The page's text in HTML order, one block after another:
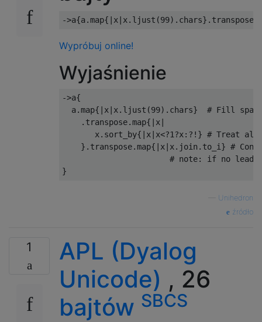
->a{a.map{| x x. ljust (99). chars}. transpose
Wypróbuj online!
Wyjaśnienie
->a{
  a
.map{| x x. ljust (99). chars}
# Fill
. transpose.map{| x
       x
. sort_by{| x x<?1?x:?!} # Treat all
}. transpose.map{| x x. join . to_i } #
# note: if no
}
Unihedron
źródło
1
APL (Dyalog
Unicode) , 26
bajtów SBCS